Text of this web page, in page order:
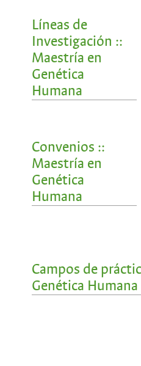
Líneas de
Investigación ::
Maestría en
Genética
Humana
Convenios ::
Maestría en
Genética
Humana
Campos de
Genética Humana